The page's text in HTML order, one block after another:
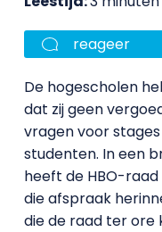
reageer
De hogescholen
dat zij geen
vragen voor
studenten. In een
heeft de HBO-
die afspraak
die de raad ter ore